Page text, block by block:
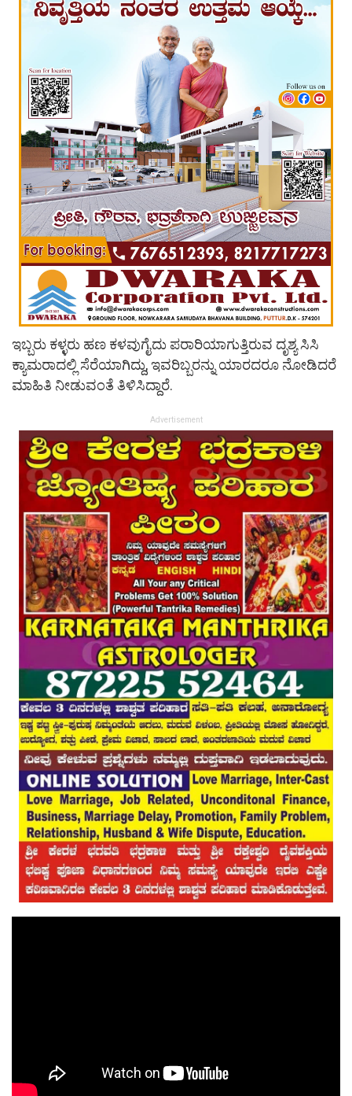
ಇಬ್ಬರು ಕಳ್ಳರು ಹಣ ಕಳವುಗೈದು ಪರಾರಿಯಾಗುತ್ತಿರುವ ದೃಶ್ಯ ಸಿಸಿ
ಕ್ಯಾಮರಾದಲ್ಲಿ ಸೆರೆಯಾಗಿದ್ದು, ಇವರಿಬ್ಬರನ್ನು ಯಾರದರೂ ನೋಡಿದರೆ
ಮಾಹಿತಿ ನೀಡುವಂತೆ ತಿಳಿಸಿದ್ದಾರೆ.
Advertisement